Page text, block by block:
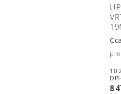
10
8